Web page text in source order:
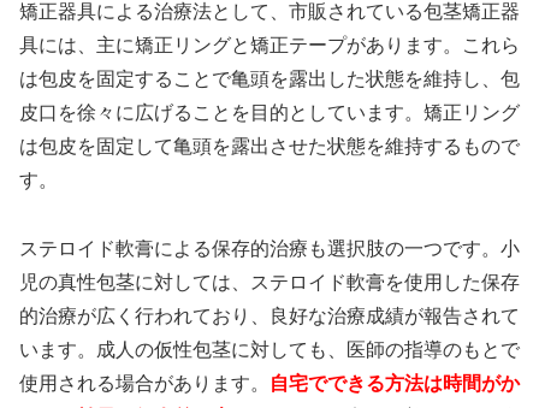
矯正器具による治療法として、市販されている包茎矯正器
具には、主に矯正リングと矯正テープがあります。これら
は包皮を固定することで亀頭を露出した状態を維持し、包
皮口を徐々に広げることを目的としています。矯正リング
は包皮を固定して亀頭を露出させた状態を維持するもので
す。
ステロイド軟膏による保存的治療も選択肢の一つです。小
児の真性包茎に対しては、ステロイド軟膏を使用した保存
的治療が広く行われており、良好な治療成績が報告されて
います。成人の仮性包茎に対しても、医師の指導のもとで
使用される場合があります。
自宅でできる方法は時間がか